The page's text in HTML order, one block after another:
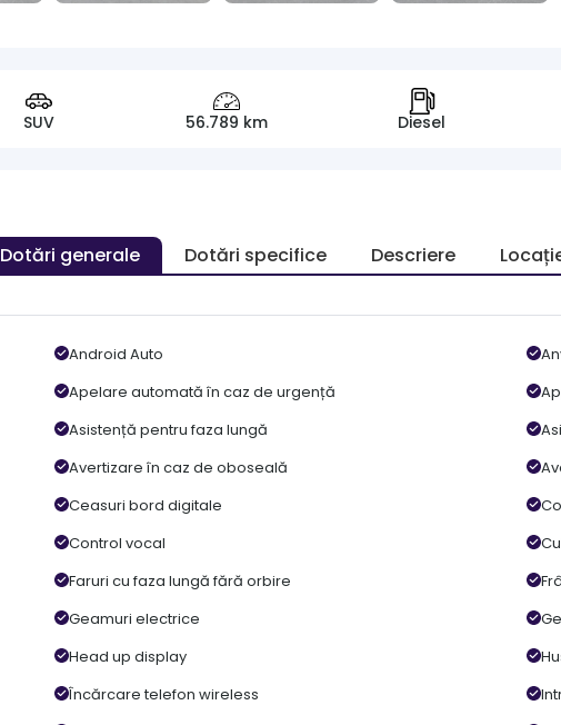
SUV 56.789 km Diesel
Dotări generale Dotări specifice Descriere
Android Auto
Apelare automată în caz de urgență
Asistență pentru faza lungă
Avertizare în caz de oboseală
Ceasuri bord digitale
Control vocal
Faruri cu faza lungă fără orbire
Geamuri electrice
Head up display
Încărcare telefon wireless